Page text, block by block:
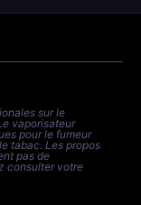
sur le
vaporisateur
pour le fumeur
tabac. Les propos
pas de
consulter votre